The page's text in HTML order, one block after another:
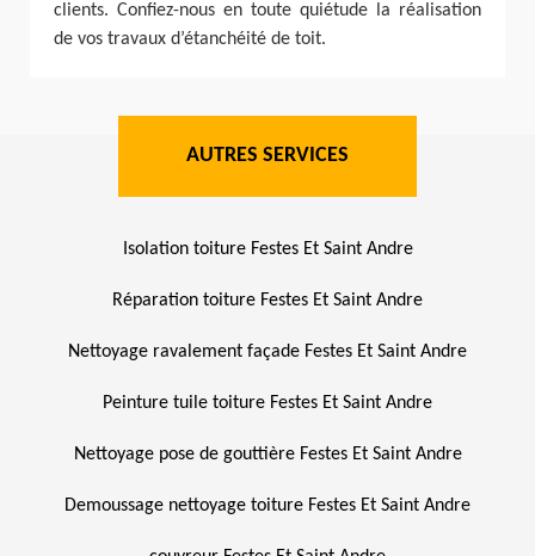
clients. Confiez-nous en toute quiétude la réalisation
de vos travaux d’étanchéité de toit.
AUTRES SERVICES
Isolation toiture Festes Et Saint Andre
Réparation toiture Festes Et Saint Andre
Nettoyage ravalement façade Festes Et Saint Andre
Peinture tuile toiture Festes Et Saint Andre
Nettoyage pose de gouttière Festes Et Saint Andre
Demoussage nettoyage toiture Festes Et Saint Andre